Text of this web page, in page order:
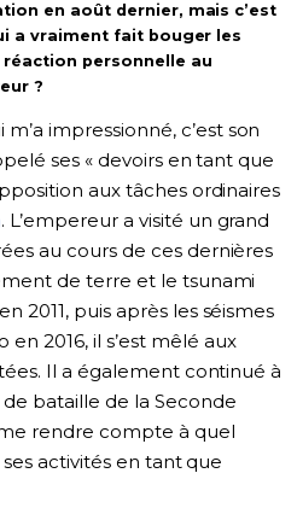
en août dernier, mais c’est
a vraiment fait bouger les
personnelle au
?
m’a impressionné, c’est son
ses « devoirs en tant que
aux tâches ordinaires
. L’empereur a visité un grand
au cours de ces dernières
de terre et le tsunami
2011, puis après les séismes
2016, il s’est mêlé aux
Il a également continué à
bataille de la Seconde
rendre compte à quel
activités en tant que